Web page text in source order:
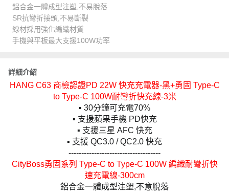
鋁合金一體成型注塑,不易脫落
SR抗彎折接頭,不易斷裂
線材採用強化編織材質
手機與平板最大支援100W功率
詳細介紹
HANG C63 商檢認證PD 22W 快充充電器-黑+勇固 Type-C
to Type-C 100W耐彎折快充線-3米
▪️ 30分鐘可充電70%
▪️ 支援蘋果手機 PD快充
▪️ 支援三星 AFC 快充
▪️ 支援 QC3.0 / QC2.0 快充
------------------------------------
CityBoss勇固系列 Type-C to Type-C 100W 編織耐彎折快
速充電線-300cm
鋁合金一體成型注塑,不意脫落